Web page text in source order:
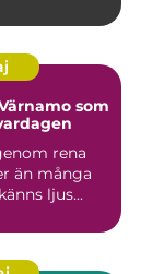
som
rena
än många
ljus...